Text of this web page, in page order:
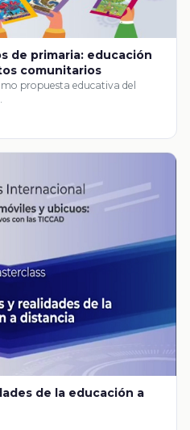
de primaria: educación
comunitarios
propuesta educativa del
de la educación a